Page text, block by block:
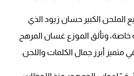
الملحن الكبير حسان زيود الذي
خاصة، وتألق الموزع غسان المرهج
أبرز جمال الكلمات واللحن.